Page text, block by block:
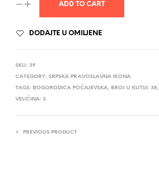
ADD TO CART
DODAJTE U OMILJENE
SKU: 39
CATEGORY: SRPSKA PRAVOSLAVNA IKONA
TAGS: BOGORODICA POČAJEVSKA, BROJ U KUTIJI: 38,
VELIČINA: S
PREVIOUS PRODUCT